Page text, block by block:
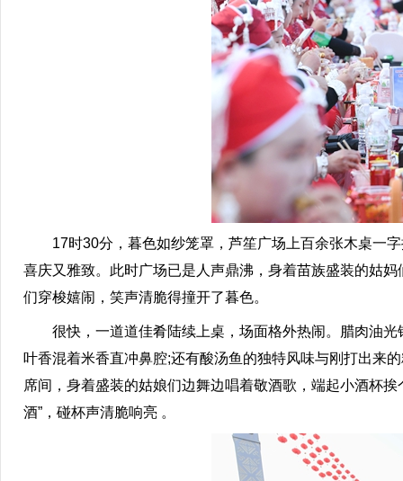
17时30分，暮色如纱笼罩，芦笙广场上百余张木桌一字
喜庆又雅致。此时广场已是人声鼎沸，身着苗族盛装的姑
们穿梭嬉闹，笑声清脆得撞开了暮色。
很快，一道道佳肴陆续上桌，场面格外热闹。腊肉油光
叶香混着米香直冲鼻腔;还有酸汤鱼的独特风味与刚打出来
席间，身着盛装的姑娘们边舞边唱着敬酒歌，端起小酒杯
酒”，碰杯声清脆响亮 。